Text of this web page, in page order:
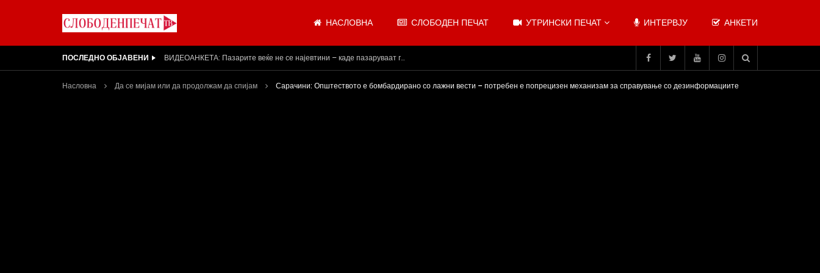
НАСЛОВНА СЛОБОДЕН ПЕЧАТ УТРИНСКИ ПЕЧАТ ИНТЕРВЈУ АНКЕТИ
ПОСЛЕДНО ОБЈАВЕНИ Арсовски: „Се вариме како жаби, додека сме надвор од ЕУ“
Насловна Да се мијам или да продолжам да спијам Сарачини: Општеството е бомбардирано со лажни вести – потребен е попрецизен механизам за справување со дезинформациите